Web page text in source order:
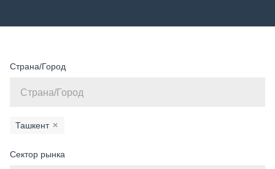
Страна/Город
×
Ташкент
Сектор рынка